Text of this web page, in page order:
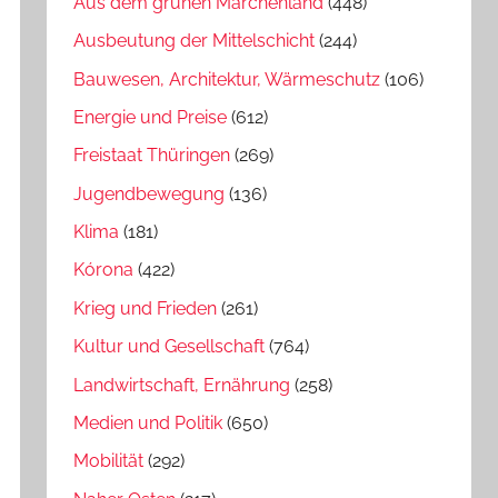
Ausbeutung der Mittelschicht (244)
Bauwesen, Architektur, Wärmeschutz (106)
Energie und Preise (612)
Freistaat Thüringen (269)
Jugendbewegung (136)
Klima (181)
Kórona (422)
Krieg und Frieden (261)
Kultur und Gesellschaft (764)
Landwirtschaft, Ernährung (258)
Medien und Politik (650)
Mobilität (292)